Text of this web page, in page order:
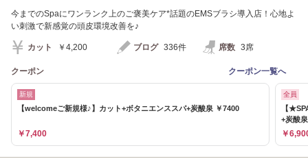
今までのSpaにワンランク上のご褒美ケア*話題のEMSブラシ導入店！心地よ
い刺激で新感覚の頭皮環境改善を♪
カット ￥4,200 ブログ 336件 席数 3席
クーポン クーポン一覧へ
新規
【welcomeご新規様♪】カット+ボタニエンススパ+炭酸泉 ￥7400
￥7,400
全員
【
+炭酸泉
￥